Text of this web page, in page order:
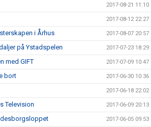
2017-08-21 11:10
2017-08-12 22:27
i Århus 2017-08-07 20:57
på Ystadspelen 2017-07-23 18:29
med GIFT 2017-07-09 10:47
bort 2017-06-30 10:36
2017-06-18 22:02
Television 2017-06-09 20:13
2017-06-05 09:53